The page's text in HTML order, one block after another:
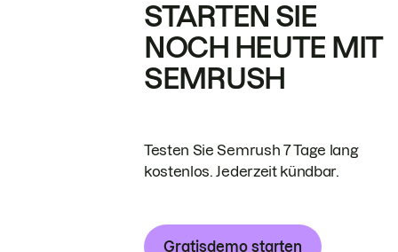
STARTEN SIE
NOCH HEUTE MIT
SEMRUSH
Testen Sie Semrush 7 Tage lang
kostenlos. Jederzeit kündbar.
Gratisdemo starten